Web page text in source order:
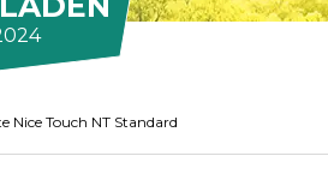
Nice Touch NT Standard